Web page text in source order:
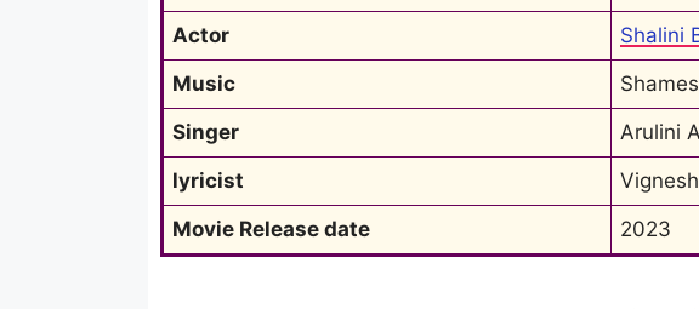
Actor
Shalini
Music
Singer
Arulini
lyricist
Movie Release date
2023